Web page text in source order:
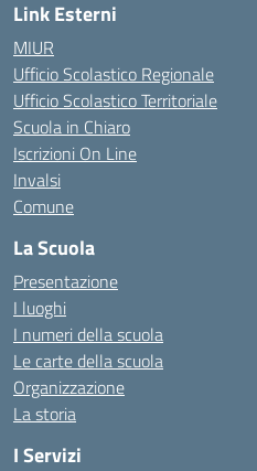
Link Esterni
MIUR
Ufficio Scolastico Regionale
Ufficio Scolastico Territoriale
Scuola in Chiaro
Iscrizioni On Line
Invalsi
Comune
La Scuola
Presentazione
I luoghi
I numeri della scuola
Le carte della scuola
Organizzazione
La storia
I Servizi